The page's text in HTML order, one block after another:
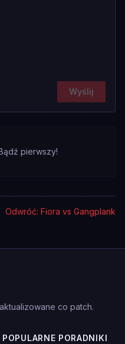
Wyślij
pierwszy!
Odwróć: Fiora vs Gangplank
co patch.
POPULARNE PORADNIKI